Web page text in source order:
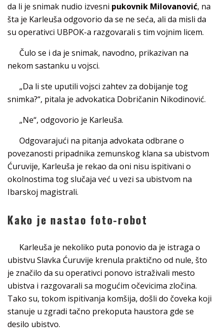
da li je snimak nudio izvesni pukovnik Milovanović, na
šta je Karleuša odgovorio da se ne seća, ali da misli da
su operativci UBPOK-a razgovarali s tim vojnim licem.
Čulo se i da je snimak, navodno, prikazivan na
nekom sastanku u vojsci.
„Da li ste uputili vojsci zahtev za dobijanje tog
snimka?“, pitala je advokatica Dobričanin Nikodinović.
„Ne“, odgovorio je Karleuša.
Odgovarajući na pitanja advokata odbrane o
povezanosti pripadnika zemunskog klana sa ubistvom
Ćuruvije, Karleuša je rekao da oni nisu ispitivani o
okolnostima tog slučaja već u vezi sa ubistvom na
Ibarskoj magistrali.
Kako je nastao foto-robot
Karleuša je nekoliko puta ponovio da je istraga o
ubistvu Slavka Ćuruvije krenula praktično od nule, što
je značilo da su operativci ponovo istraživali mesto
ubistva i razgovarali sa mogućim očevicima zločina.
Tako su, tokom ispitivanja komšija, došli do čoveka koji
stanuje u zgradi tačno prekoputa haustora gde se
desilo ubistvo.